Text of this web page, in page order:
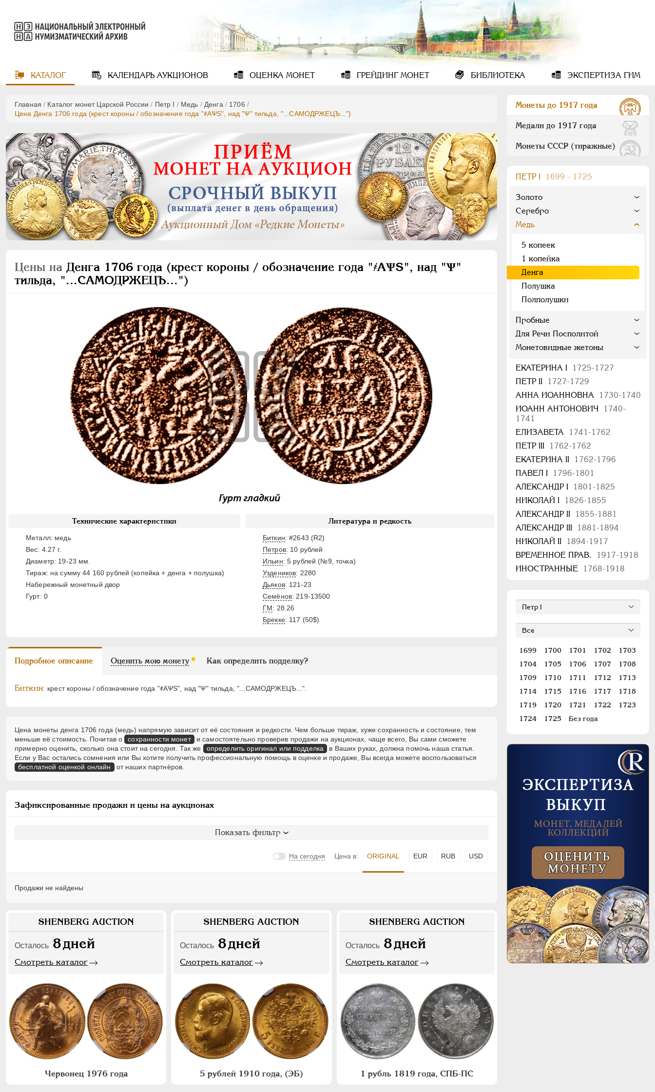
КАТАЛОГ КАЛЕНДАРЬАУКЦИОНОВ ОЦЕНКА МОНЕТ ГРЕЙДИНГМОНЕТ БИБЛИОТЕКА ЭКСПЕРТИЗА ГИМ
Главная / Каталог монет Царской России / Пeтр I / Медь / Денга / 1706 /
Цена Денга 1706 года (крест короны / обозначение года "҂АѰS", над "Ѱ" тильда, "...САМОДРЖЕЦЪ...")
Цены на Денга 1706 года (крест короны / обозначение года "҂АѰS", над "Ѱ"
тильда, "...САМОДРЖЕЦЪ...")
Технические характеристики
Металл: медь
Вес: 4.27 г.
Диаметр: 19-23 мм.
Тираж: на сумму 44 160 рублей (копейка + денга + полушка)
Набережный монетный двор
Гурт: 0
Литература и редкость
Биткин: #2643 (R2)
Петров: 10 рублей
Ильин: 5 рублей (№9, точка)
Уздеников: 2280
Дьяков: 121-23
Семёнов: 219-13500
ГМ: 28.26
Брекке: 117 (50$)
Подробное описание Оценить мою монету Как определить подделку?
Биткин: крест короны / обозначение года "҂АѰS", над "Ѱ" тильда, "...САМОДРЖЕЦЪ...".
Цена монеты денга 1706 года (медь) напрямую зависит от её состояния и редкости. Чем больше тираж, хуже сохранность и состояние, тем
меньше её стоимость. Почитав о сохранности монет и самостоятельно проверив продажи на аукционах, чаще всего, Вы сами сможете
примерно оценить, сколько она стоит на сегодня. Так же
определить оригинал или подделка
в Ваших руках, должна помочь наша статья.
Если у Вас остались сомнения или Вы хотите получить профессиональную помощь в оценке и продаже, Вы всегда можете воспользоваться
бесплатной оценкой онлайн от наших партнёров.
Зафиксированные продажи и цены на аукционах
Показать фильтр
На сегодня Цена в: ORIGINAL EUR RUB USD
Продажи не найдены
SHENBERG AUCTION
Осталось 8дней
Смотреть каталог
Червонец 1976 года
SHENBERG AUCTION
Осталось 8дней
Смотреть каталог
5 рублей 1910 года, (ЭБ)
SHENBERG AUCTION
Осталось 8дней
Смотреть каталог
1 рубль 1819 года, СПБ-ПС
Монеты до 1917 года
Медали до 1917 года
Монеты СССР (тиражные)
ПEТР I 1699 - 1725
Золото
Серебро
Медь
5 копеек
1 копейка
Денга
Полушка
Полполушки
Пробные
Для Речи Посполитой
Монетовидные жетоны
ЕКАТЕРИНА I
1725-1727
ПЕТР II
1727-1729
АННА ИОАННОВНА
1730-1740
ИОАНН АНТОНОВИЧ
1740-
1741
ЕЛИЗАВЕТА
1741-1762
ПЕТР III
1762-1762
ЕКАТЕРИНА II
1762-1796
ПАВЕЛ I
1796-1801
АЛЕКСАНДР I
1801-1825
НИКОЛАЙ I
1826-1855
АЛЕКСАНДР II
1855-1881
АЛЕКСАНДР III
1881-1894
НИКОЛАЙ II
1894-1917
ВРЕМЕННОЕ ПРАВ.
1917-1918
ИНОСТРАННЫЕ
1768-1918
1699 1700 1701 1702
1703
1704
1705 1706 1707
1708
1709
1710 1711 1712
1713
1714
1715 1716 1717
1718
1719
1720 1721 1722
1723
1724
1725 Без года